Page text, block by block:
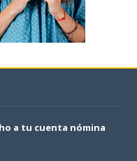
a tu cuenta nómina